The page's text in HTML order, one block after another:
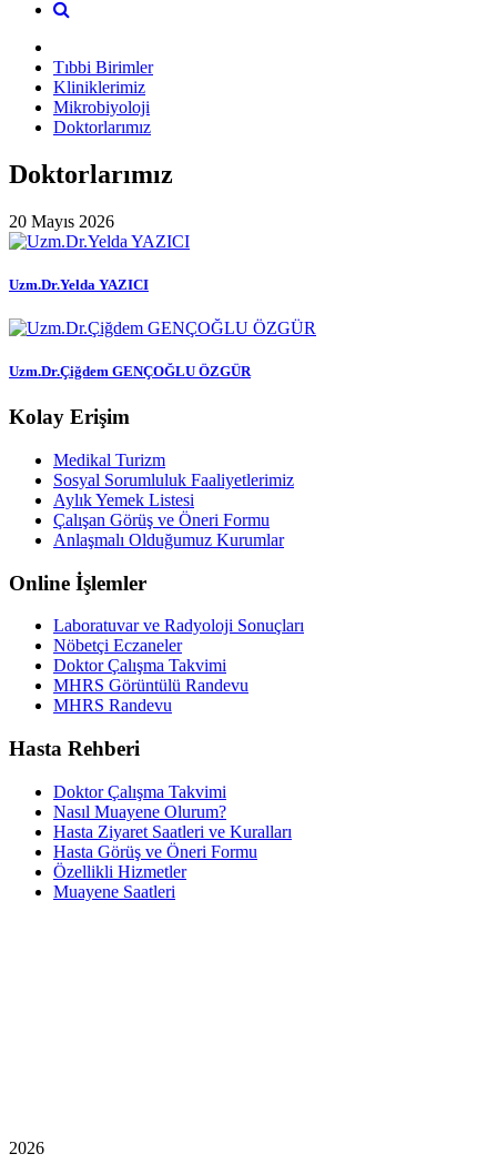
Tıbbi Birimler
Kliniklerimiz
Mikrobiyoloji
Doktorlarımız
Doktorlarımız
20 Mayıs 2026
Uzm.Dr.Yelda YAZICI
Uzm.Dr.Çiğdem GENÇOĞLU ÖZGÜR
Kolay Erişim
Medikal Turizm
Sosyal Sorumluluk Faaliyetlerimiz
Aylık Yemek Listesi
Çalışan Görüş ve Öneri Formu
Anlaşmalı Olduğumuz Kurumlar
Online İşlemler
Laboratuvar ve Radyoloji Sonuçları
Nöbetçi Eczaneler
Doktor Çalışma Takvimi
MHRS Görüntülü Randevu
MHRS Randevu
Hasta Rehberi
Doktor Çalışma Takvimi
Nasıl Muayene Olurum?
Hasta Ziyaret Saatleri ve Kuralları
Hasta Görüş ve Öneri Formu
Özellikli Hizmetler
Muayene Saatleri
2026